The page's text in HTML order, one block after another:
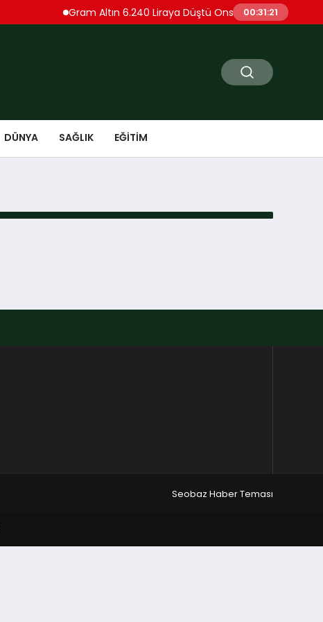
Gram Altın 6.240 Liraya Düştü Ons Altın 4.086 Dolar
00:31:21
DÜNYA SAĞLIK EĞITIM
Seobaz Haber Teması